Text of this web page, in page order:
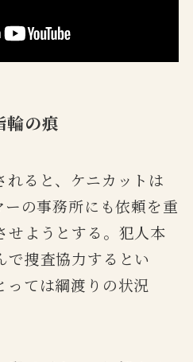
輪の痕
れると、ケニカットは
の事務所にも依頼を重
せようとする。犯人本
で捜査協力するとい
っては綱渡りの状況